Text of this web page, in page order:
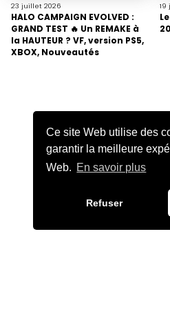
Ce site Web utilise des
garantir la meilleure
Web. En savoir plus
Refuser
23 juillet 2026
HALO CAMPAIGN EVOLVED :
GRAND TEST 🔥 Un REMAKE à
la HAUTEUR ? VF, version PS5,
XBOX, Nouveautés
19